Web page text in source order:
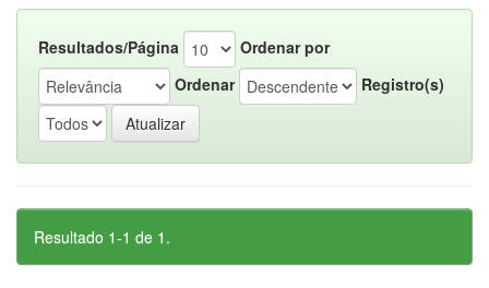
Resultados/Página
Ordenar por
Ordenar
Registro(s)
Resultado 1-1 de 1.